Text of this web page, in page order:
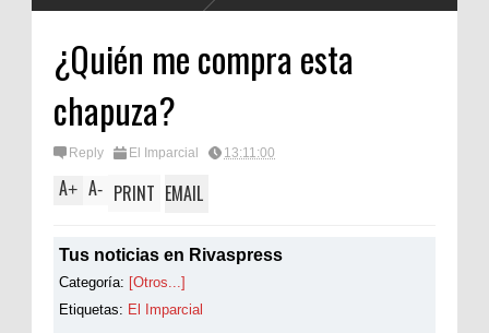
¿Quién me compra esta
chapuza?
Reply El Imparcial 13:11:00
A+ A- PRINT EMAIL
Tus noticias en Rivaspress
Categoría: [Otros...]
Etiquetas: El Imparcial